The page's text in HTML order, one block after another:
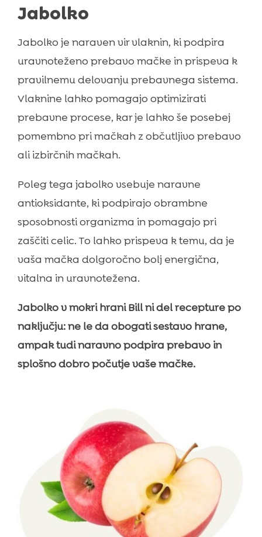
Jabolko
Jabolko je naraven vir vlaknin, ki podpira
uravnoteženo prebavo mačke in prispeva k
pravilnemu delovanju prebavnega sistema.
Vlaknine lahko pomagajo optimizirati
prebavne procese, kar je lahko še posebej
pomembno pri mačkah z občutljivo prebavo
ali izbirčnih mačkah.
Poleg tega jabolko vsebuje naravne
antioksidante, ki podpirajo obrambne
sposobnosti organizma in pomagajo pri
zaščiti celic. To lahko prispeva k temu, da je
vaša mačka dolgoročno bolj energična,
vitalna in uravnotežena.
Jabolko v mokri hrani Bill ni del recepture po
naključju: ne le da obogati sestavo hrane,
ampak tudi naravno podpira prebavo in
splošno dobro počutje vaše mačke.